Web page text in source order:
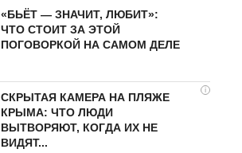
«БЬЁТ — ЗНАЧИТ, ЛЮБИТ»:
ЧТО СТОИТ ЗА ЭТОЙ
ПОГОВОРКОЙ НА САМОМ ДЕЛЕ
i
СКРЫТАЯ КАМЕРА НА ПЛЯЖЕ
КРЫМА: ЧТО ЛЮДИ
ВЫТВОРЯЮТ, КОГДА ИХ НЕ
ВИДЯТ...